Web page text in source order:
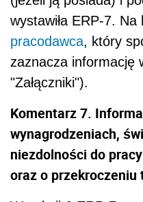
wystawiła ERP-7.
pracodawca, który
zaznacza informację
"Załączniki").
Komentarz 7.
wynagrodzeniach,
niezdolności do
oraz o